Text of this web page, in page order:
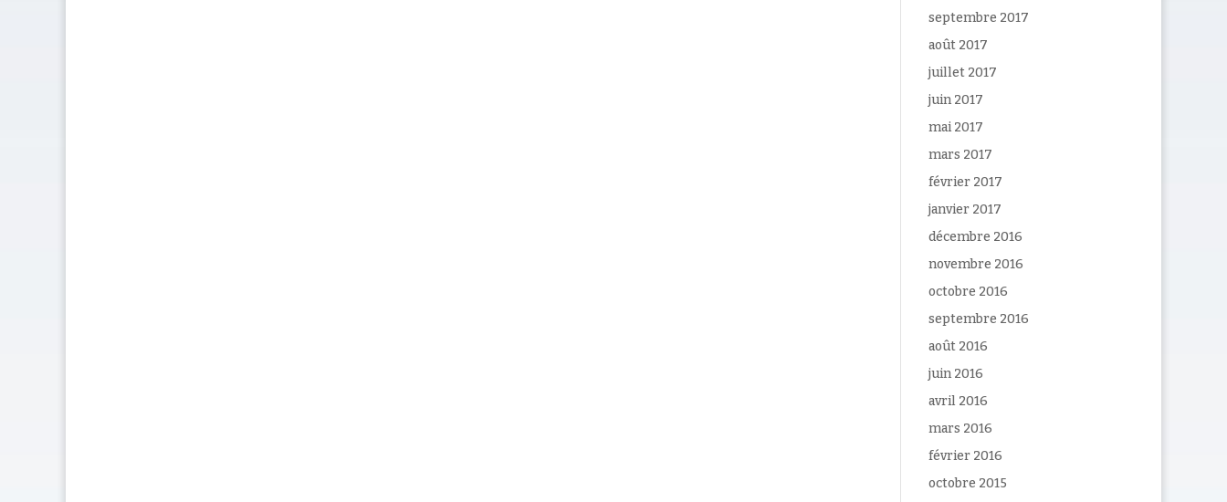
septembre 2017
août 2017
juillet 2017
juin 2017
mai 2017
mars 2017
février 2017
janvier 2017
décembre 2016
novembre 2016
octobre 2016
septembre 2016
août 2016
juin 2016
avril 2016
mars 2016
février 2016
octobre 2015